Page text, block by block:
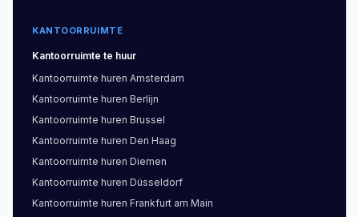
KANTOORRUIMTE
Kantoorruimte te huur
Kantoorruimte huren Amsterdam
Kantoorruimte huren Berlijn
Kantoorruimte huren Brussel
Kantoorruimte huren Den Haag
Kantoorruimte huren Diemen
Kantoorruimte huren Düsseldorf
Kantoorruimte huren Frankfurt am Main